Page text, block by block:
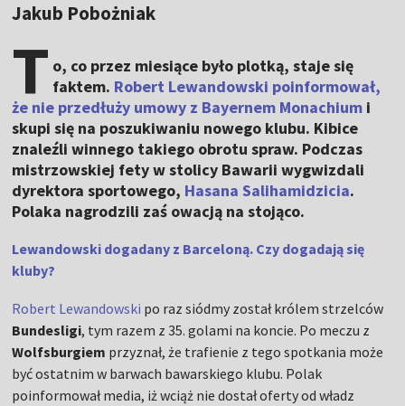
Jakub Pobożniak
T o, co przez miesiące było plotką, staje się
faktem. Robert Lewandowski poinformował,
że nie przedłuży umowy z Bayernem Monachium i
skupi się na poszukiwaniu nowego klubu. Kibice
znaleźli winnego takiego obrotu spraw. Podczas
mistrzowskiej fety w stolicy Bawarii wygwizdali
dyrektora sportowego, Hasana Salihamidzicia.
Polaka nagrodzili zaś owacją na stojąco.
Lewandowski dogadany z Barceloną. Czy dogadają się
kluby?
Robert Lewandowski po raz siódmy został królem strzelców
Bundesligi, tym razem z 35. golami na koncie. Po meczu z
Wolfsburgiem przyznał, że trafienie z tego spotkania może
być ostatnim w barwach bawarskiego klubu. Polak
poinformował media, iż wciąż nie dostał oferty od władz